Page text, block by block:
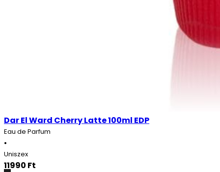
Dar El Ward Cherry Latte 100ml EDP
Eau de Parfum
•
Uniszex
11990 Ft